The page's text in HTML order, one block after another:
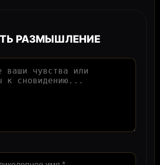
РАЗМЫШЛЕНИЕ